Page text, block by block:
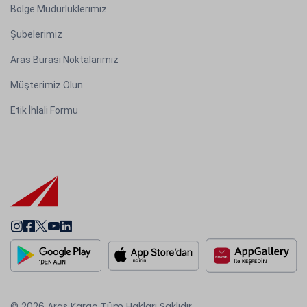
Bölge Müdürlüklerimiz
Şubelerimiz
Aras Burası Noktalarımız
Müşterimiz Olun
Etik İhlali Formu